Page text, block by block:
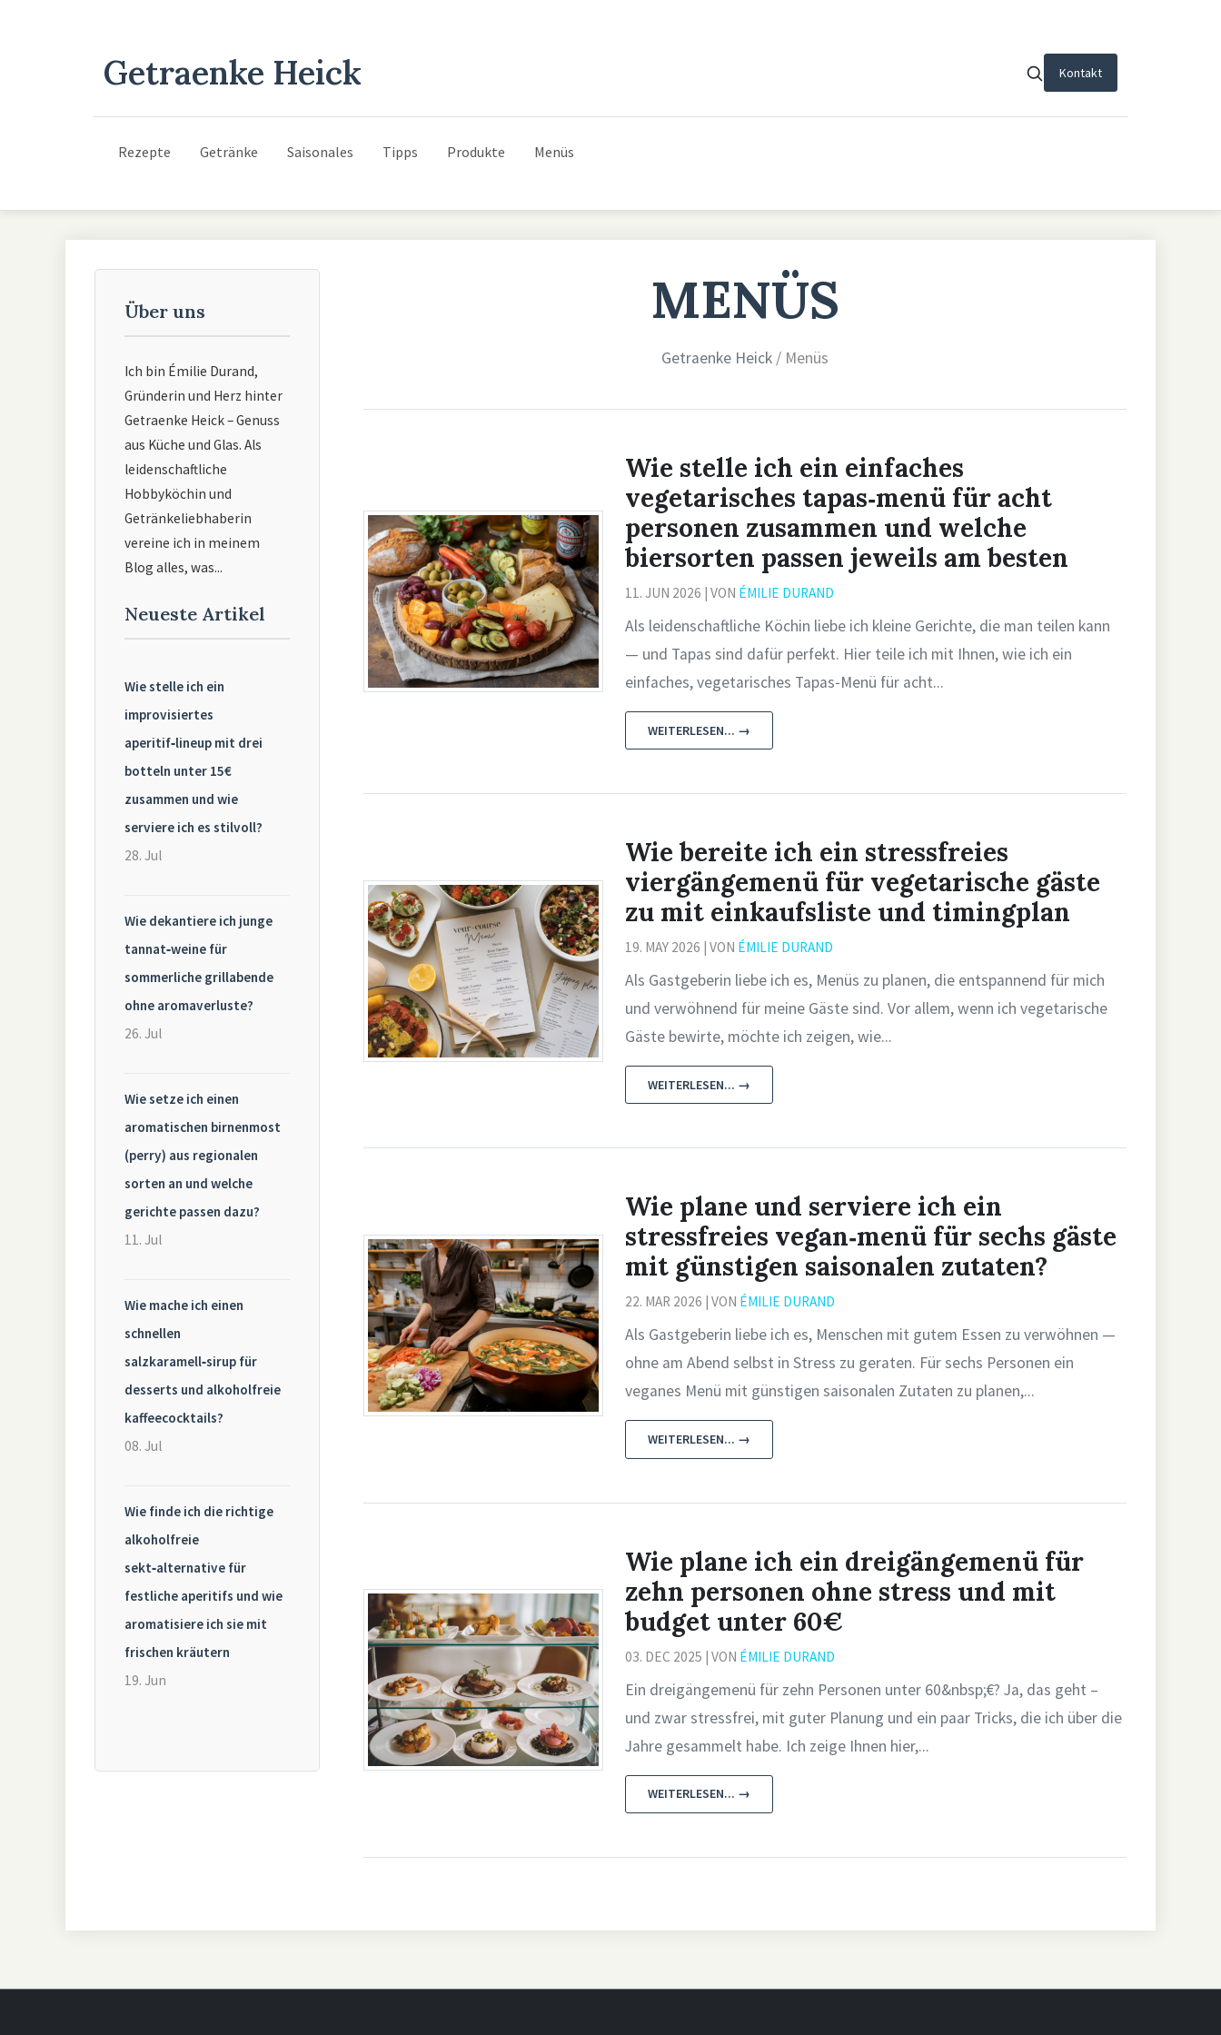
Getraenke Heick Kontakt
Rezepte Getränke Saisonales Tipps Produkte Menüs
Über uns
Ich bin Émilie Durand,
Gründerin und Herz hinter
Getraenke Heick – Genuss
aus Küche und Glas. Als
leidenschaftliche
Hobbyköchin und
Getränkeliebhaberin
vereine ich in meinem
Blog alles, was...
Neueste Artikel
Wie stelle ich ein
improvisiertes
aperitif‑lineup mit drei
botteln unter 15€
zusammen und wie
serviere ich es stilvoll?
28. Jul
Wie dekantiere ich junge
tannat‑weine für
sommerliche grillabende
ohne aromaverluste?
26. Jul
Wie setze ich einen
aromatischen birnenmost
(perry) aus regionalen
sorten an und welche
gerichte passen dazu?
11. Jul
Wie mache ich einen
schnellen
salzkaramell‑sirup für
desserts und alkoholfreie
kaffeecocktails?
08. Jul
Wie finde ich die richtige
alkoholfreie
sekt‑alternative für
festliche aperitifs und wie
aromatisiere ich sie mit
frischen kräutern
19. Jun
MENÜS
Getraenke Heick / Menüs
Wie stelle ich ein einfaches
vegetarisches tapas‑menü für acht
personen zusammen und welche
biersorten passen jeweils am besten
11. JUN 2026 | VON ÉMILIE DURAND
Als leidenschaftliche Köchin liebe ich kleine Gerichte, die man teilen kann
— und Tapas sind dafür perfekt. Hier teile ich mit Ihnen, wie ich ein
einfaches, vegetarisches Tapas‑Menü für acht...
WEITERLESEN... →
Wie bereite ich ein stressfreies
viergängemenü für vegetarische gäste
zu mit einkaufsliste und timingplan
19. MAY 2026 | VON ÉMILIE DURAND
Als Gastgeberin liebe ich es, Menüs zu planen, die entspannend für mich
und verwöhnend für meine Gäste sind. Vor allem, wenn ich vegetarische
Gäste bewirte, möchte ich zeigen, wie...
WEITERLESEN... →
Wie plane und serviere ich ein
stressfreies vegan‑menü für sechs gäste
mit günstigen saisonalen zutaten?
22. MAR 2026 | VON ÉMILIE DURAND
Als Gastgeberin liebe ich es, Menschen mit gutem Essen zu verwöhnen —
ohne am Abend selbst in Stress zu geraten. Für sechs Personen ein
veganes Menü mit günstigen saisonalen Zutaten zu planen,...
WEITERLESEN... →
Wie plane ich ein dreigängemenü für
zehn personen ohne stress und mit
budget unter 60€
03. DEC 2025 | VON ÉMILIE DURAND
Ein dreigängemenü für zehn Personen unter 60&nbsp;€? Ja, das geht –
und zwar stressfrei, mit guter Planung und ein paar Tricks, die ich über die
Jahre gesammelt habe. Ich zeige Ihnen hier,...
WEITERLESEN... →